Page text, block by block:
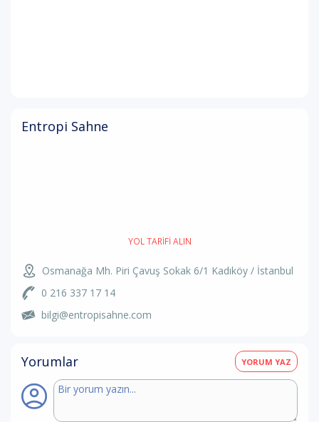
Entropi Sahne
YOL TARIFI ALIN
Osmanağa Mh. Piri Çavuş Sokak 6/1 Kadıköy / İstanbul
0 216 337 17 14
bilgi@entropisahne.com
Yorumlar YORUM YAZ